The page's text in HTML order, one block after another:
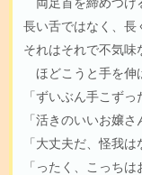
長い舌ではなく、長
それはそれで不気味
ほどこうと手を伸
「ずいぶん手こずっ
「活きのいいお嬢
「大丈夫だ、怪我は
「ったく、こっち